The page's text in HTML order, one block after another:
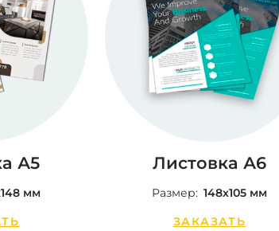
А5
мм
Листовка А6
Размер: 148х105 мм
ЗАКАЗАТЬ